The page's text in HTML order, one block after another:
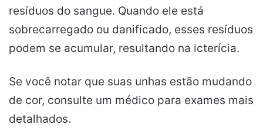
resíduos do sangue. Quando ele está
sobrecarregado ou danificado, esses resíduos
podem se acumular, resultando na icterícia.
Se você notar que suas unhas estão mudando
de cor, consulte um médico para exames mais
detalhados.